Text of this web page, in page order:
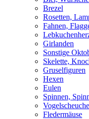
Brezel
Rosetten,
Fahnen,
Girlanden
Sonstige
Skelette,
Gruselfiguren
Hexen
Eulen
Spinnen,
Fledermäuse